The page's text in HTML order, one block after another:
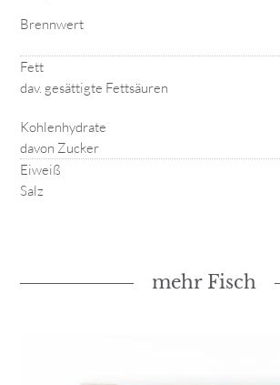
Brennwert
Fett
dav. gesättigte Fettsäuren
Kohlenhydrate
davon Zucker
Eiweiß
Salz
mehr Fisch